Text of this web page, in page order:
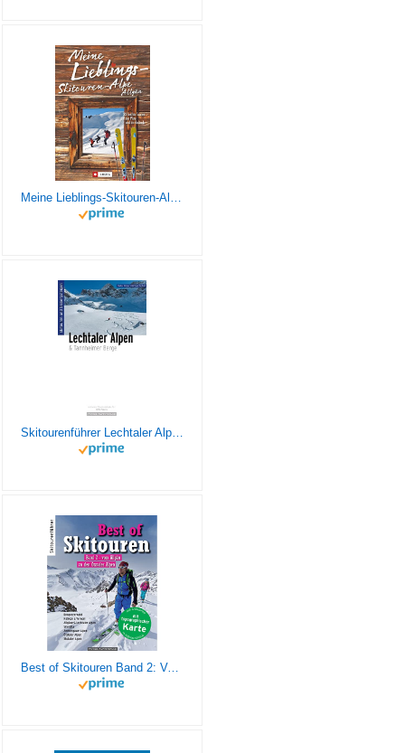
Best of Skitouren Band 2: Vom Allgäu zu den Ötztaler Alpen